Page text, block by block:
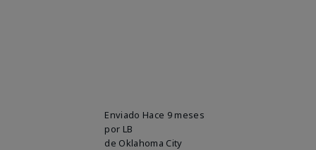
Enviado Hace 9 meses
por LB
de Oklahoma City